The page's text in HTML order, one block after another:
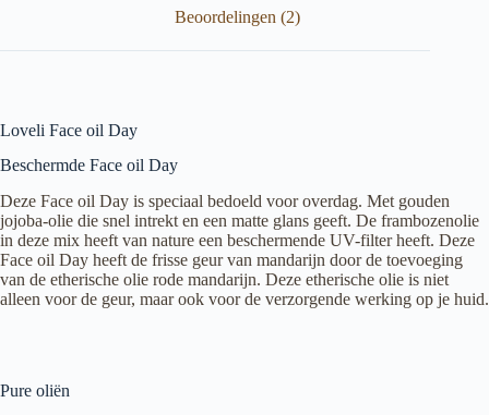
Beoordelingen (2)
Loveli Face oil Day
Beschermde Face oil Day
Deze Face oil Day is speciaal bedoeld voor overdag. Met gouden
jojoba-olie die snel intrekt en een matte glans geeft. De frambozenolie
in deze mix heeft van nature een beschermende UV-filter heeft. Deze
Face oil Day heeft de frisse geur van mandarijn door de toevoeging
van de etherische olie rode mandarijn. Deze etherische olie is niet
alleen voor de geur, maar ook voor de verzorgende werking op je huid.
Pure oliën